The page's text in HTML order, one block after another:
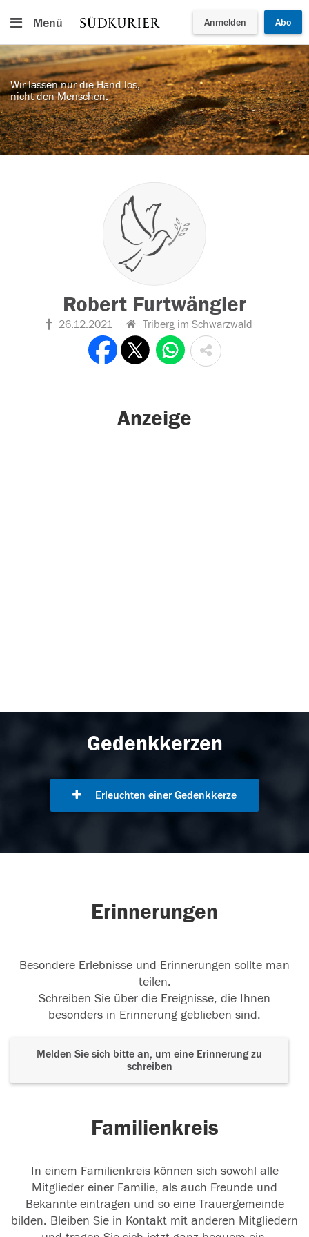
Menü Anmelden Abo
Wir lassen nur die Hand los,
nicht den Menschen.
Robert Furtwängler
26.12.2021 Triberg im Schwarzwald
Anzeige
Gedenkkerzen
Erleuchten einer Gedenkkerze
Erinnerungen
Besondere Erlebnisse und Erinnerungen sollte man
teilen.
Schreiben Sie über die Ereignisse, die Ihnen
besonders in Erinnerung geblieben sind.
Melden Sie sich bitte an, um eine Erinnerung zu
schreiben
Familienkreis
In einem Familienkreis können sich sowohl alle
Mitglieder einer Familie, als auch Freunde und
Bekannte eintragen und so eine Trauergemeinde
bilden. Bleiben Sie in Kontakt mit anderen Mitgliedern